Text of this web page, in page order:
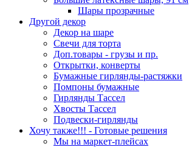
Шары прозрачные
Другой декор
Декор на шаре
Свечи для торта
Доп.товары - грузы и пр.
Открытки, конверты
Бумажные гирлянды-растяжки
Помпоны бумажные
Гирлянды Тассел
Хвосты Тассел
Подвески-гирлянды
Хочу также!!! - Готовые решения
Мы на маркет-плейсах